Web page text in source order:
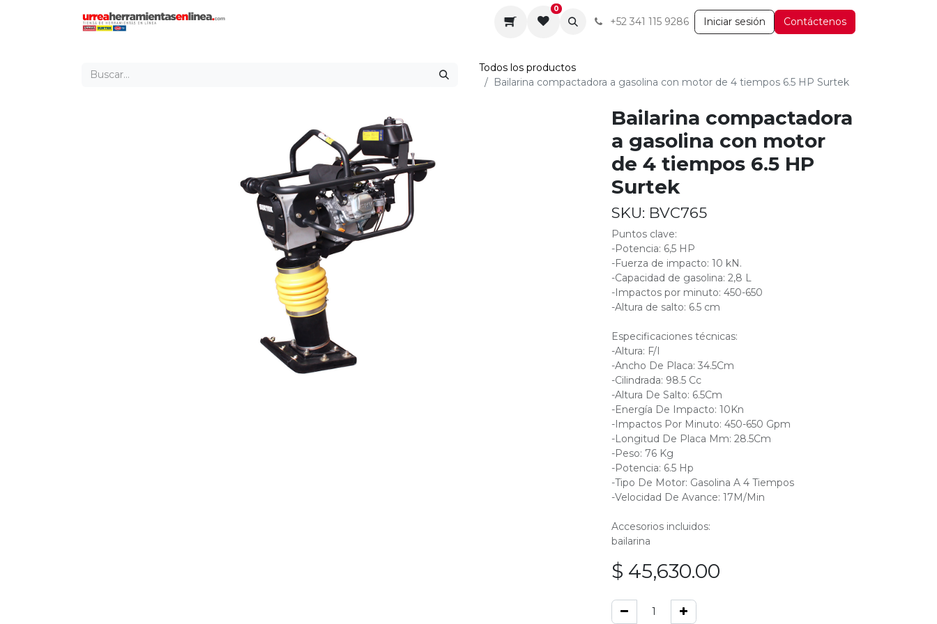
Servicios
0
+52 341 115 9286 Iniciar sesión Contáctenos
Todos los productos
Bailarina compactadora a gasolina con motor de 4 tiempos 6.5 HP Surtek
Bailarina compactadora
a gasolina con motor
de 4 tiempos 6.5 HP
Surtek
SKU: BVC765
Puntos clave:
-Potencia: 6,5 HP
-Fuerza de impacto: 10 kN.
-Capacidad de gasolina: 2,8 L
-Impactos por minuto: 450-650
-Altura de salto: 6.5 cm
Especificaciones técnicas:
-Altura: F/I
-Ancho De Placa: 34.5Cm
-Cilindrada: 98.5 Cc
-Altura De Salto: 6.5Cm
-Energía De Impacto: 10Kn
-Impactos Por Minuto: 450-650 Gpm
-Longitud De Placa Mm: 28.5Cm
-Peso: 76 Kg
-Potencia: 6.5 Hp
-Tipo De Motor: Gasolina A 4 Tiempos
-Velocidad De Avance: 17M/Min
Accesorios incluidos:
bailarina
$ 45,630.00